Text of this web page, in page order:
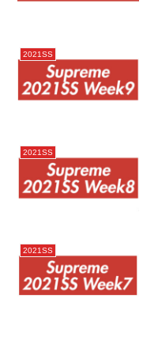
2021SS
2021SS
2021SS